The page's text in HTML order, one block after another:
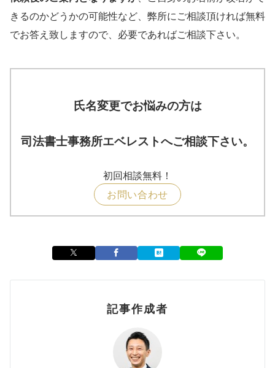
きるのかどうかの可能性など、弊所にご相談頂ければ無料
でお答え致しますので、必要であればご相談下さい。
氏名変更でお悩みの方は
司法書士事務所エベレストへご相談下さい。
初回相談無料！
お問い合わせ
記事作成者